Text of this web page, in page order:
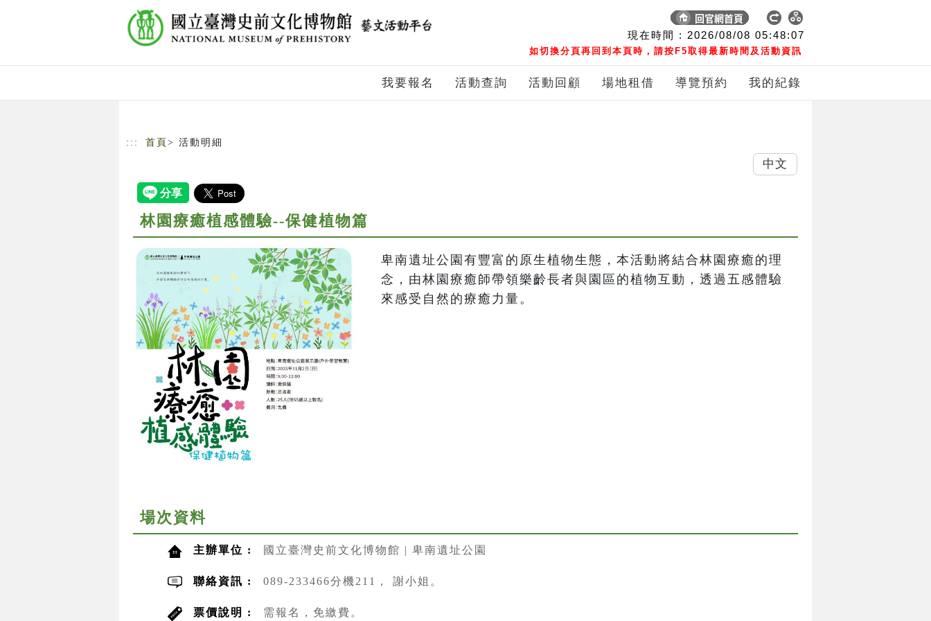
現在時間 : 2026/08/08 05:48:08
如切換分頁再回到本頁時，請按F5取得最新時間及活動資訊
我要報名 活動查詢 活動回顧 場地租借 導覽預約 我的紀錄
::: 首頁 > 活動明細
林園療癒植感體驗--保健植物篇
卑南遺址公園有豐富的原生植物生態，本活動將結合林園療癒的理
念，由林園療癒師帶領樂齡長者與園區的植物互動，透過五感體驗
來感受自然的療癒力量。
場次資料
主辦單位 : 國立臺灣史前文化博物館 | 卑南遺址公園
聯絡資訊 : 089-233466分機211， 謝小姐。
票價說明 : 需報名，免繳費。